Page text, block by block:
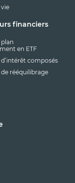
financiers
en ETF
composés
rééquilibrage